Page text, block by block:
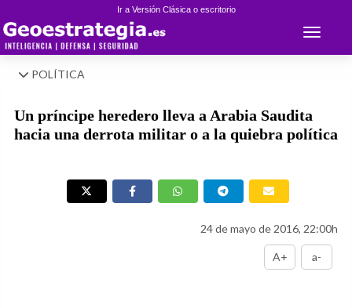
Ir a Versión Clásica o escritorio
Toggle
POLÍTICA
Un príncipe heredero lleva a Arabia Saudita
hacia una derrota militar o a la quiebra política
24 de mayo de 2016, 22:00h
A+ a-